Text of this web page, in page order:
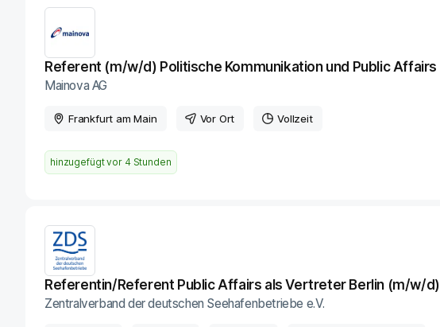
Referent (m/w/d) Politische Kommunikation und Public Affairs
Mainova AG
Frankfurt am Main Vor Ort Vollzeit
hinzugefügt vor 4 Stunden
Referentin/Referent Public Affairs als Vertreter Berlin (m/w/d)
Zentralverband der deutschen Seehafenbetriebe e.V.